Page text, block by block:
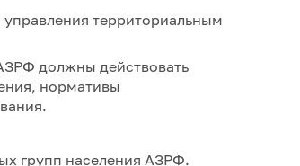
территориальным
должны действовать
нормативы
групп населения АЗРФ.